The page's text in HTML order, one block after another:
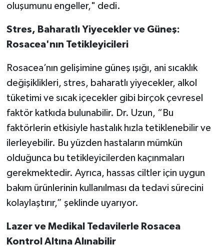
oluşumunu engeller," dedi.
Stres, Baharatlı Yiyecekler ve Güneş:
Rosacea'nın Tetikleyicileri
Rosacea’nın gelişimine güneş ışığı, ani sıcaklık
değişiklikleri, stres, baharatlı yiyecekler, alkol
tüketimi ve sıcak içecekler gibi birçok çevresel
faktör katkıda bulunabilir. Dr. Uzun, “Bu
faktörlerin etkisiyle hastalık hızla tetiklenebilir ve
ilerleyebilir. Bu yüzden hastaların mümkün
olduğunca bu tetikleyicilerden kaçınmaları
gerekmektedir. Ayrıca, hassas ciltler için uygun
bakım ürünlerinin kullanılması da tedavi sürecini
kolaylaştırır,” şeklinde uyarıyor.
Lazer ve Medikal Tedavilerle Rosacea
Kontrol Altına Alınabilir